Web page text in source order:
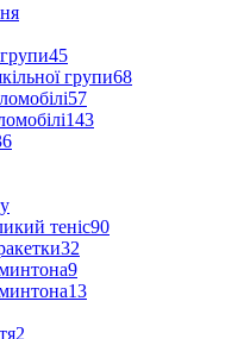
45
групи68
57
143
теніс90
32
9
13
2